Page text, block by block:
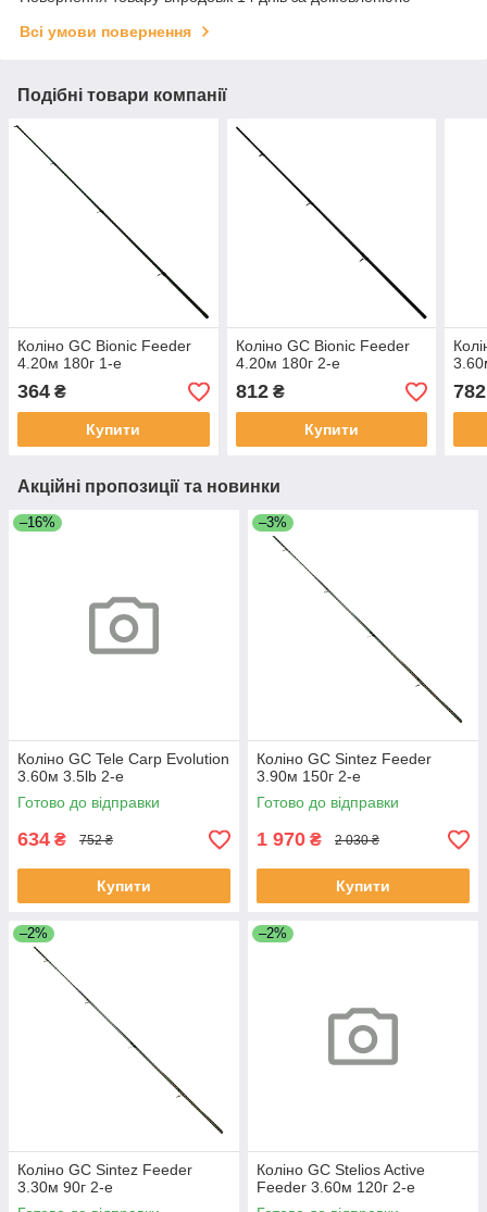
Всі умови повернення
Подібні товари компанії
Коліно GC Bionic Feeder
4.20м 180г 1-е
364 ₴
Купити
Коліно GC Bionic Feeder
4.20м 180г 2-е
812₴
Купити
782
Акційні пропозиції та новинки
–16%
Коліно GC Tele Carp Evolution
3.60м 3.5lb 2-е
Готово до відправки
634 ₴ 752 ₴
Купити
–3%
Коліно GC Sintez Feeder
3.90м 150г 2-е
Готово до відправки
1 970 ₴ 2 030 ₴
Купити
–2%
Коліно GC Sintez Feeder
3.30м 90г 2-е
–2%
Коліно GC Stelios Active
Feeder 3.60м 120г 2-е